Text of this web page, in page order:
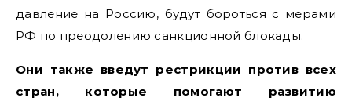
давление на Россию, будут бороться с мерами
РФ по преодолению санкционной блокады.
Они также введут рестрикции против всех
стран, которые помогают развитию